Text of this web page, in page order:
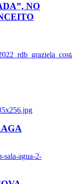
NO
sala-agua-2-